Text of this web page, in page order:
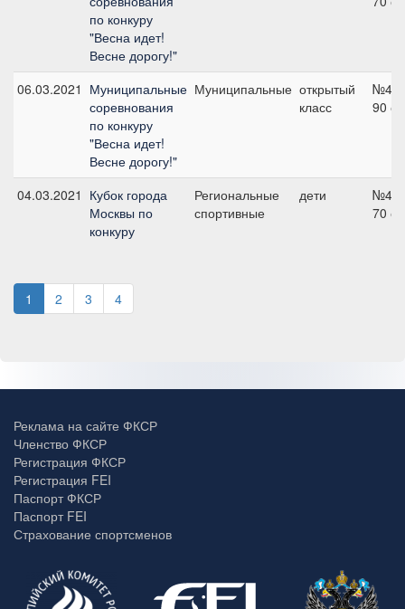
по конкуру
"Весна идет!
Весне дорогу!"
06.03.2021 Муниципальные
соревнования
по конкуру
"Весна идет!
Весне дорогу!"
Муниципальные открытый
класс
№4,
90 см
04.03.2021 Кубок города
Москвы по
конкуру
Региональные
спортивные
дети
№4,
70 см
1 2 3 4
Реклама на сайте ФКСР
Членство ФКСР
Регистрация ФКСР
Регистрация FEI
Паспорт ФКСР
Паспорт FEI
Страхование спортсменов